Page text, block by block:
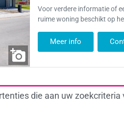
Voor verdere informatie of
ruime woning beschikt op
Meer info
die aan uw zoekcriteria